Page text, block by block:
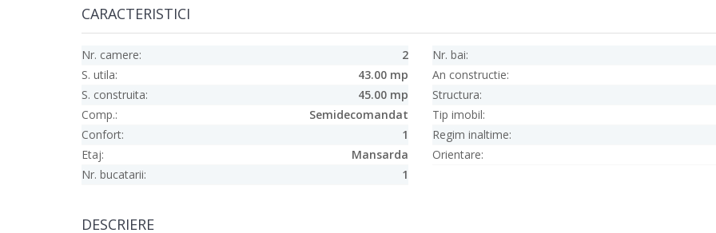
CARACTERISTICI
Nr. camere:
2
S. utila:
43.00 mp
S. construita:
45.00 mp
Comp.:
Semidecomandat
Confort:
1
Etaj:
Mansarda
Nr. bucatarii:
1
Nr. bai:
An constructie:
Structura:
Tip imobil:
Regim inaltime:
Orientare:
DESCRIERE